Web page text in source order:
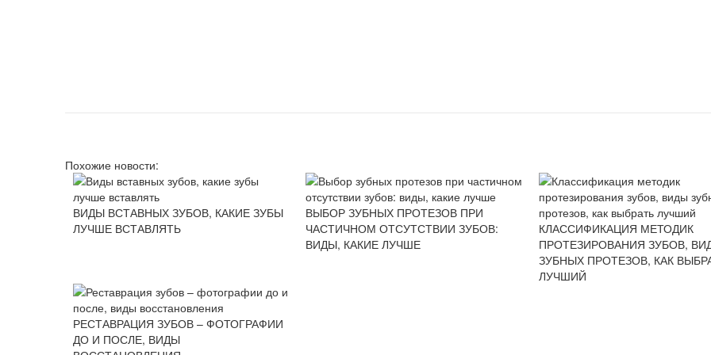
Похожие новости:
ВИДЫ ВСТАВНЫХ ЗУБОВ, КАКИЕ ЗУБЫ
ЛУЧШЕ ВСТАВЛЯТЬ
ВЫБОР ЗУБНЫХ ПРОТЕЗОВ ПРИ
ЧАСТИЧНОМ ОТСУТСТВИИ ЗУБОВ:
ВИДЫ, КАКИЕ ЛУЧШЕ
КЛАССИФИКАЦИЯ МЕТОДИК
ПРОТЕЗИРОВАНИЯ ЗУБОВ,
ЗУБНЫХ ПРОТЕЗОВ, КАК
ЛУЧШИЙ
РЕСТАВРАЦИЯ ЗУБОВ – ФОТОГРАФИИ
ДО И ПОСЛЕ, ВИДЫ